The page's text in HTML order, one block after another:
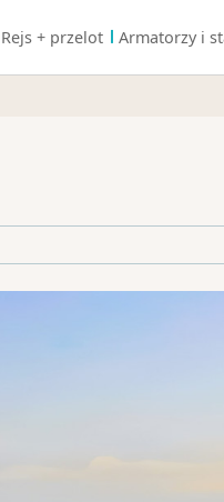
Rejs + przelot Armatorzy i